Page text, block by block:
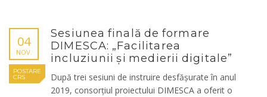
04
NOV.
POSTARE
CRS
Sesiunea finală de formare
DIMESCA: „Facilitarea
incluziunii și medierii digitale”
După trei sesiuni de instruire desfășurate în anul
2019, consorțiul proiectului DIMESCA a oferit o